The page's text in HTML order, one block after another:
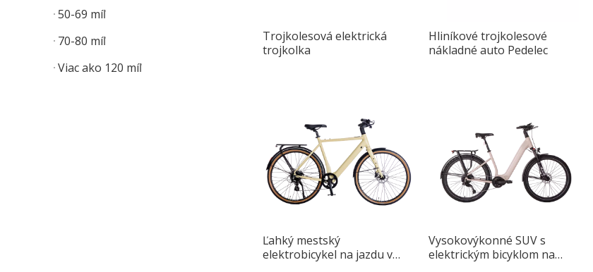
50-69 míľ
70-80 míľ
Viac ako 120 míľ
Trojkolesová elektrická
trojkolka
Hliníkové trojkolesové
nákladné auto Pedelec
Ľahký mestský
elektrobicykel na jazdu v
Vysokovýkonné SUV s
elektrickým bicyklom na